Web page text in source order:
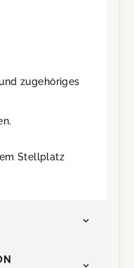
zugehöriges
Stellplatz